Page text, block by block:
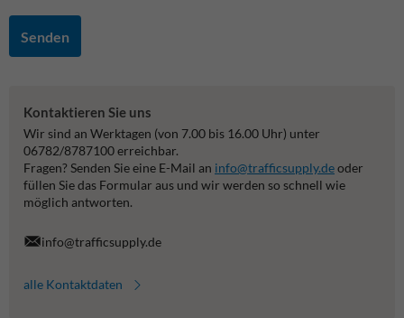
Senden
Kontaktieren Sie uns
Wir sind an Werktagen (von 7.00 bis 16.00 Uhr) unter
06782/8787100 erreichbar.
Fragen? Senden Sie eine E-Mail an info@trafficsupply.deoder
füllen Sie das Formular aus und wir werden so schnell wie
möglich antworten.
info@trafficsupply.de
alle Kontaktdaten